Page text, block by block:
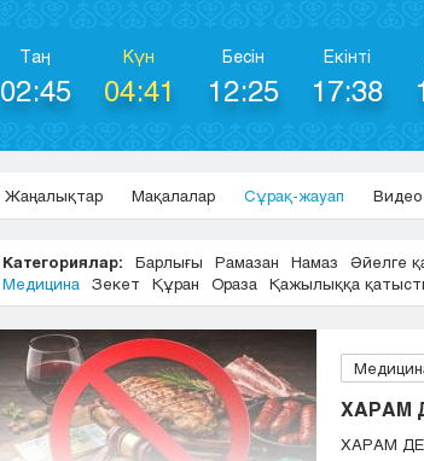
Таң
02:45
Күн
04:41
Бесін
12:25
Екінті
17:38
Жаңалықтар Мақалалар Сұрақ-жауап Видео
Категориялар: Барлығы Рамазан Намаз Әйелге
Медицина
Зекет Құран Ораза Қажылыққа
ХАРАМ
ХАРАМ